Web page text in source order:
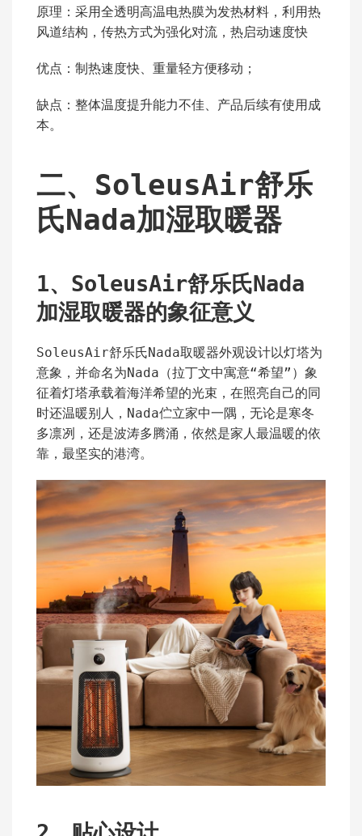
原理：采用全透明高温电热膜为发热材料，利用热
风道结构，传热方式为强化对流，热启动速度快
优点：制热速度快、重量轻方便移动；
缺点：整体温度提升能力不佳、产品后续有使用成
本。
二、SoleusAir舒乐
氏Nada加湿取暖器
1、SoleusAir舒乐氏Nada
加湿取暖器的象征意义
SoleusAir舒乐氏Nada取暖器外观设计以灯塔为
意象，并命名为Nada（拉丁文中寓意“希望”）象
征着灯塔承载着海洋希望的光束，在照亮自己的同
时还温暖别人，Nada伫立家中一隅，无论是寒冬
多凛冽，还是波涛多腾涌，依然是家人最温暖的依
靠，最坚实的港湾。